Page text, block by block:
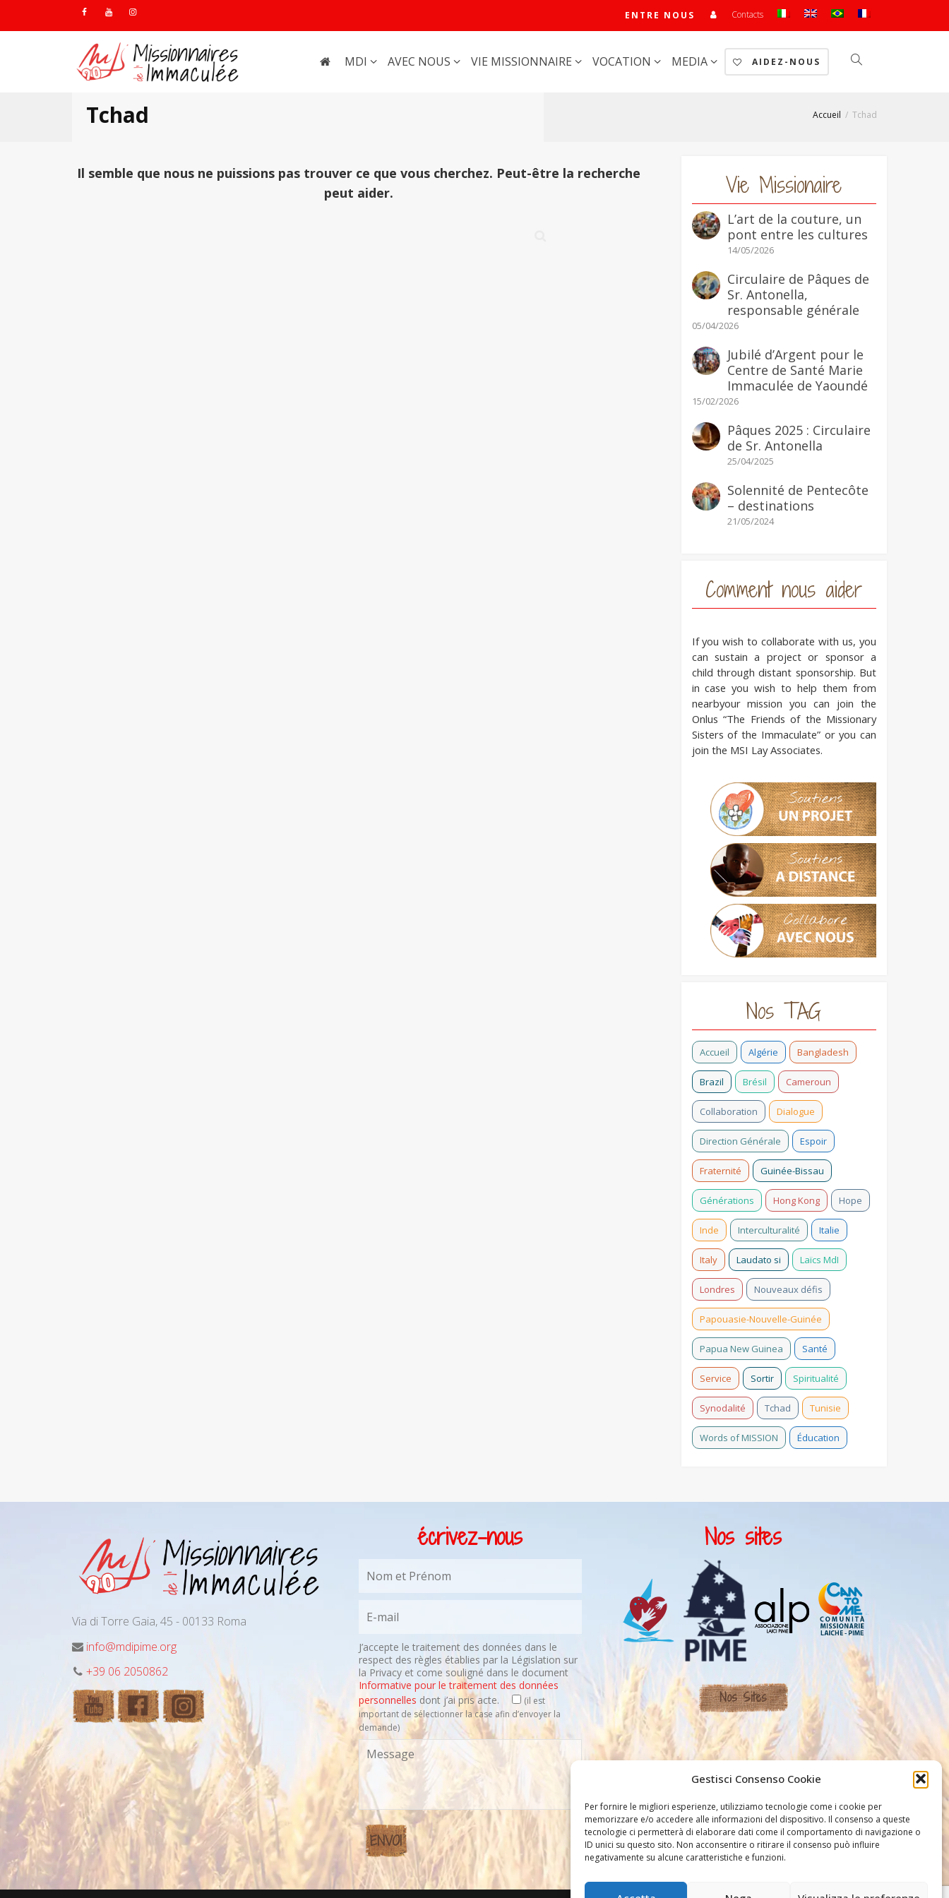
Gestisci Consenso Cookie
Per fornire le migliori esperienze, utilizziamo tecnologie come i cookie per
memorizzare e/o accedere alle informazioni del dispositivo. Il consenso a queste
tecnologie ci permetterà di elaborare dati come il comportamento di navigazione o
ID unici su questo sito. Non acconsentire o ritirare il consenso può influire
negativamente su alcune caratteristiche e funzioni.
ENTRE NOUS Contacts
MDI AVEC NOUS VIE MISSIONNAIRE VOCATION MEDIA AIDEZ-NOUS
Tchad Accueil Tchad
Il semble que nous ne puissions pas trouver ce que vous cherchez. Peut-être la recherche
peut aider.
Vie Missionaire
L’art de la couture, un
pont entre les cultures
14/05/2026
Circulaire de Pâques de
Sr. Antonella,
responsable générale
05/04/2026
Jubilé d’Argent pour le
Centre de Santé Marie
Immaculée de Yaoundé
15/02/2026
Pâques 2025 : Circulaire
de Sr. Antonella
25/04/2025
Solennité de Pentecôte
– destinations
21/05/2024
Comment nous aider
If you wish to collaborate with us, you
can sustain a project or sponsor a
child through distant sponsorship. But
in case you wish to help them from
nearbyour mission you can join the
Onlus “The Friends of the Missionary
Sisters of the Immaculate” or you can
join the MSI Lay Associates.
Nos TAG
Accueil Algérie Bangladesh
Brazil Brésil Cameroun
Collaboration Dialogue
Direction Générale Espoir
Fraternité Guinée-Bissau
Générations Hong Kong Hope
Inde Interculturalité Italie
Italy Laudato si Laïcs MdI
Londres Nouveaux défis
Papouasie-Nouvelle-Guinée
Papua New Guinea Santé
Service Sortir Spiritualité
Synodalité Tchad Tunisie
Words of MISSION Éducation
Via di Torre Gaia, 45 - 00133 Roma
info@mdipime.org
+39 06 2050862
écrivez-nous
J’accepte le traitement des données dans le
respect des règles établies par la Législation sur
la Privacy et come souligné dans le document
Informative pour le traitement des données
personnelles dont j’ai pris acte.
(il est
important de sélectionner la case afin d’envoyer la
demande)
Nos sites
Nos Sites